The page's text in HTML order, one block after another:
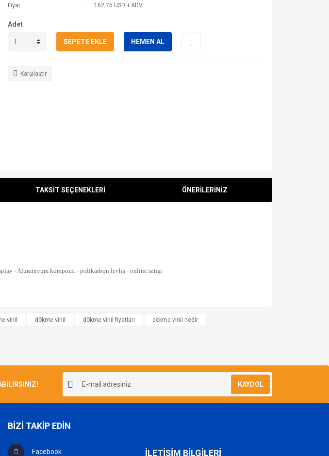
Fiyat
162,75 USD + KDV
Adet
SEPETE EKLE HEMEN AL
Karşılaştır
TAKSİT SEÇENEKLERİ ÖNERİLERİNİZ
siz yapın!
vinil dökme vinil dökme vinil fiyatları
dökme vinil nedir
KAYDOL
BİZİ TAKİP EDİN
Facebook İLETİŞİM BİLGİLERİ